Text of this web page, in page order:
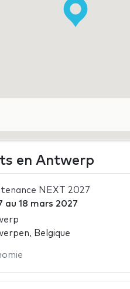
en Antwerp
NEXT 2027
au 18 mars 2027
Belgique